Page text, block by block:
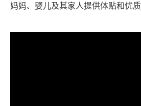
妈妈、婴儿及其家人提供体贴和优质